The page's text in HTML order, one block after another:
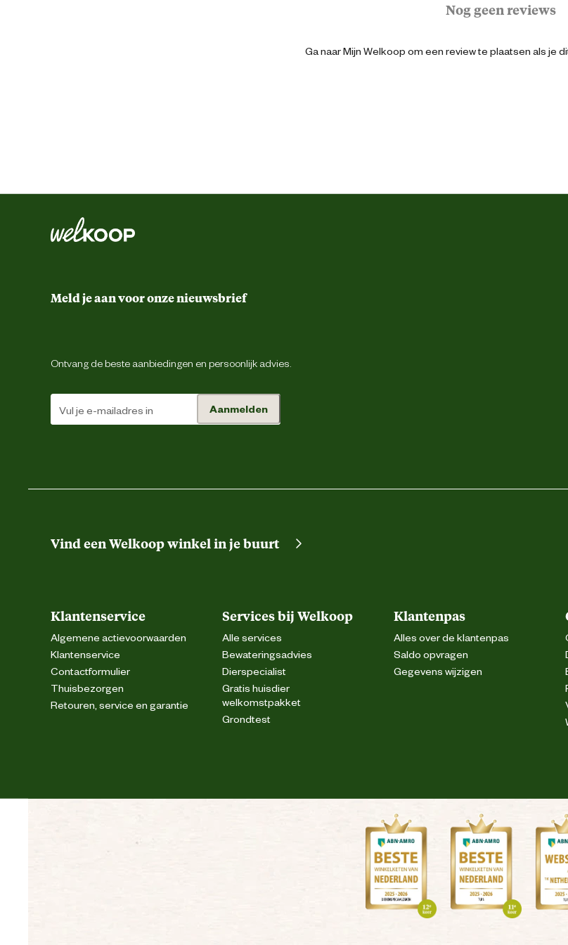
Verantwoordelijke marktdeelnemer (EU)
Verantwoordelijke marktdeelnemer mailadres
Nog geen reviews
Ga naar Mijn Welkoop om een review te plaatsen als je
Meld je aan voor onze nieuwsbrief
Ontvang de beste aanbiedingen en persoonlijk advies.
Aanmelden
Vind een Welkoop winkel in je buurt
Klantenservice
Algemene actievoorwaarden
Klantenservice
Contactformulier
Thuisbezorgen
Retouren, service en garantie
Services bij Welkoop
Alle services
Bewateringsadvies
Dierspecialist
Gratis huisdier
welkomstpakket
Grondtest
Klantenpas
Alles over de klantenpas
Saldo opvragen
Gegevens wijzigen